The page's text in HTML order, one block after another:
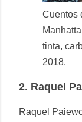
Cuentos
tinta,
2018.
2. Raquel
Raquel